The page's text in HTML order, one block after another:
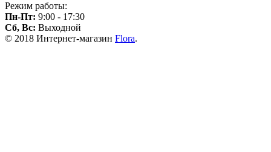
Режим работы:
Пн-Пт: 9:00 - 17:30
Сб, Вс: Выходной
© 2018 Интернет-магазин Flora.